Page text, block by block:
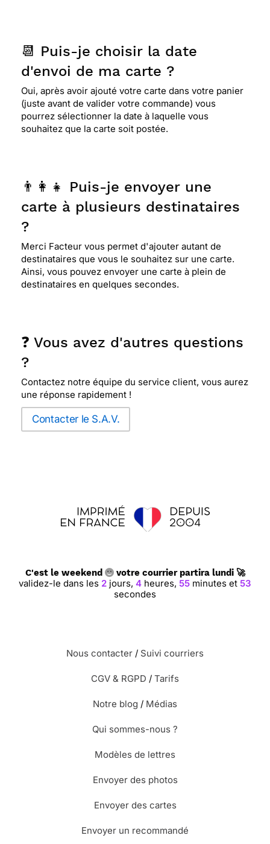
📆 Puis-je choisir la date
d'envoi de ma carte ?
Oui, après avoir ajouté votre carte dans votre panier
(juste avant de valider votre commande) vous
pourrez sélectionner la date à laquelle vous
souhaitez que la carte soit postée.
👨‍👩‍👧 Puis-je envoyer une
carte à plusieurs destinataires
?
Merci Facteur vous permet d'ajouter autant de
destinataires que vous le souhaitez sur une carte.
Ainsi, vous pouvez envoyer une carte à plein de
destinataires en quelques secondes.
❓ Vous avez d'autres questions
?
Contactez notre équipe du service client, vous aurez
une réponse rapidement !
Contacter le S.A.V.
C'est le weekend votre courrier partira lundi 🚀
validez-le dans les 2 jours, 4 heures, 55 minutes et 53
secondes
Nous contacter / Suivi courriers
CGV & RGPD / Tarifs
Notre blog / Médias
Qui sommes-nous ?
Modèles de lettres
Envoyer des photos
Envoyer des cartes
Envoyer un recommandé